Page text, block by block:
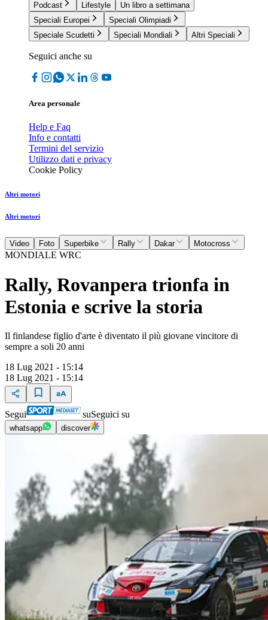
Podcast
Lifestyle
Un libro a settimana
Speciali Europei
Speciali Olimpiadi
Speciale Scudetti
Speciali Mondiali Altri Speciali
Seguici anche su
Area personale
Help e Faq
Info e contatti
Termini del servizio
Utilizzo dati e privacy
Cookie Policy
Altri motori
Altri motori
Video Foto Superbike Rally Dakar Motocross
MONDIALE WRC
Rally, Rovanpera trionfa in
Estonia e scrive la storia
Il finlandese figlio d'arte è diventato il più giovane vincitore di
sempre a soli 20 anni
18 Lug 2021 - 15:14
18 Lug 2021 - 15:14
Segui suSeguici su
whatsapp discover